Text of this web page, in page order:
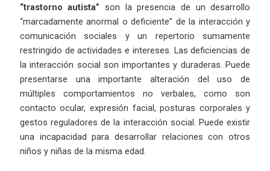
“trastorno autista” son la presencia de un desarrollo
“marcadamente anormal o deficiente” de la interacción y
comunicación sociales y un repertorio sumamente
restringido de actividades e intereses. Las deficiencias de
la interacción social son importantes y duraderas. Puede
presentarse una importante alteración del uso de
múltiples comportamientos no verbales, como son
contacto ocular, expresión facial, posturas corporales y
gestos reguladores de la interacción social. Puede existir
una incapacidad para desarrollar relaciones con otros
niños y niñas de la misma edad.